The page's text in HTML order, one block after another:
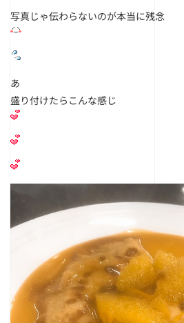
写真じゃ伝わらないのが本当に残念
あ
盛り付けたらこんな感じ